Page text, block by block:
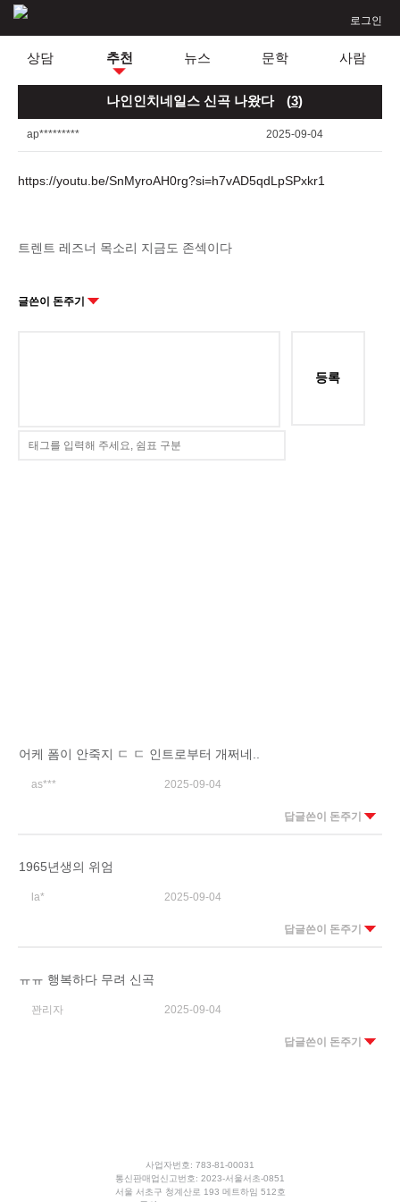
로그인
상담 추천 뉴스 문학 사람
나인인치네일스 신곡 나왔다 (3)
ap********* 2025-09-04
https://youtu.be/SnMyroAH0rg?si=h7vAD5qdLpSPxkr1
트렌트 레즈너 목소리 지금도 존섹이다
글쓴이 돈주기
등록
어케 폼이 안죽지 ㄷ ㄷ 인트로부터 개쩌네..
as*** 2025-09-04
답글쓴이 돈주기
1965년생의 위엄
la* 2025-09-04
답글쓴이 돈주기
ㅠㅠ 행복하다 무려 신곡
꽌리자 2025-09-04
답글쓴이 돈주기
사업자번호: 783-81-00031
통신판매업신고번호: 2023-서울서초-0851
서울 서초구 청계산로 193 메트하임 512호